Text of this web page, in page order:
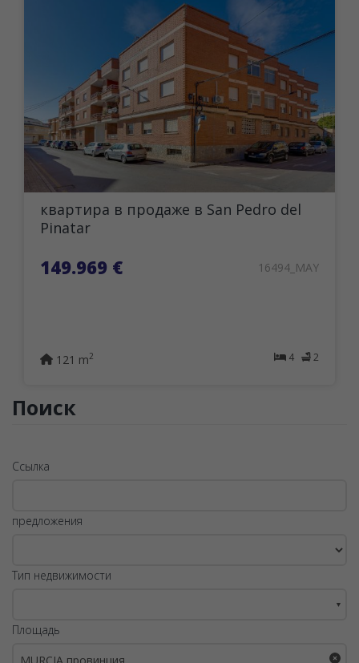
квартира в продаже в San Pedro del
Pinatar
149.969 € 16494_MAY
4 2
121 m2
Поиск
Ссылка
предложения
Тип недвижимости
▼
Площадь
MURCIA провинция